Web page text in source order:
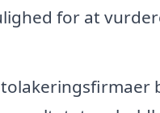
for at